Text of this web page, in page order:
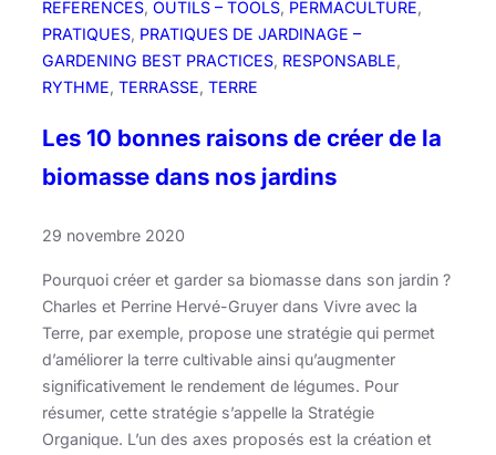
REFERENCES, OUTILS – TOOLS, PERMACULTURE
PRATIQUES, PRATIQUES DE JARDINAGE –
GARDENING BEST PRACTICES, RESPONSABLE
RYTHME, TERRASSE, TERRE
Les 10 bonnes raisons de créer de la
biomasse dans nos jardins
29 novembre 2020
Pourquoi créer et garder sa biomasse dans son jardin ?
Charles et Perrine Hervé-Gruyer dans Vivre avec la
Terre, par exemple, propose une stratégie qui permet
d’améliorer la terre cultivable ainsi qu’augmenter
significativement le rendement de légumes. Pour
résumer, cette stratégie s’appelle la Stratégie
Organique. L’un des axes proposés est la création et